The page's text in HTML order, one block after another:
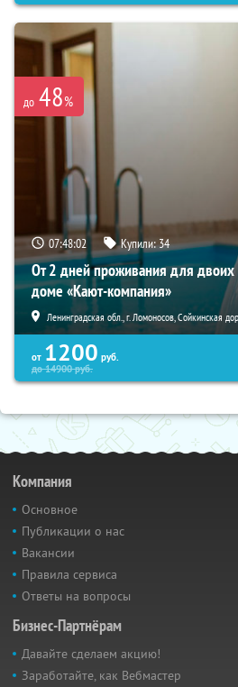
до 48%
07:48:01 Купили:34
От 2 дней проживания для двоих
доме «Кают-компания»
Ленинградская обл., г. Ломоносов, Сойкинская
от 1200 руб.
до14900руб.
Компания
Основное
Публикации о нас
Вакансии
Правила сервиса
Ответы на вопросы
Бизнес-Партнёрам
Давайте сделаем акцию!
Заработайте, как Вебмастер